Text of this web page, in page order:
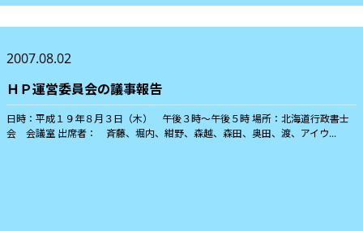
2007.08.02
ＨＰ運営委員会の議事報告
日時：平成１９年８月３日（木） 午後３時〜午後５時 場所：北海道行政書士
会 会議室 出席者： 斉藤、堀内、紺野、森越、森田、奥田、渡、アイウ...